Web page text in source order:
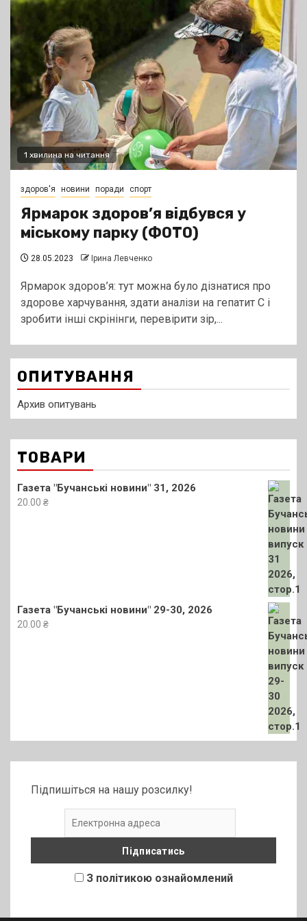
1 хвилина на читання
здоров'я новини поради спорт
Ярмарок здоров’я відбувся у
міському парку (ФОТО)
28.05.2023 Ірина Левченко
Ярмарок здоров’я: тут можна було дізнатися про
здорове харчування, здати аналізи на гепатит С і
зробити інші скрінінги, перевірити зір,...
ОПИТУВАННЯ
Архив опитувань
ТОВАРИ
Газета "Бучанські новини" 31, 2026
20.00 ₴
Газета "Бучанські новини" 29-30, 2026
20.00 ₴
Підпишіться на нашу розсилку!
З політикою ознайомлений